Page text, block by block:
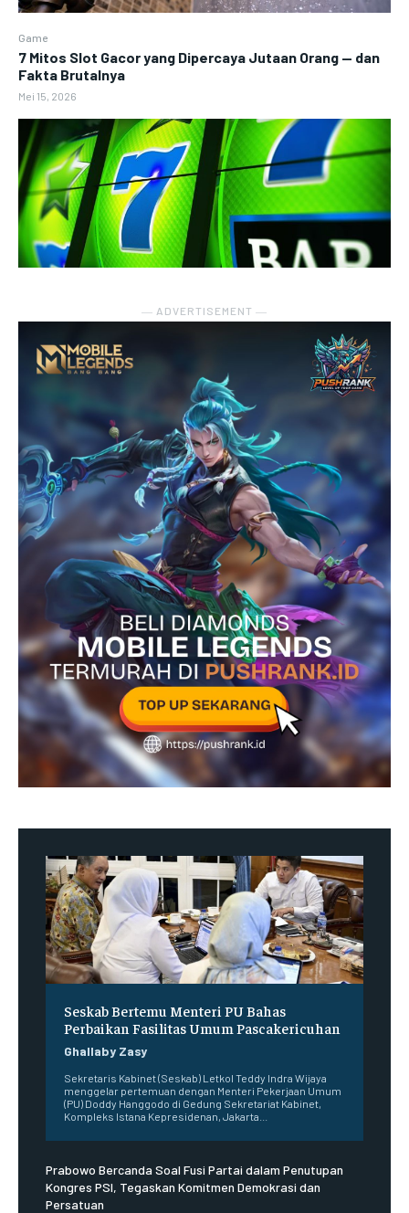
Game
7 Mitos Slot Gacor yang Dipercaya Jutaan Orang — dan
Fakta Brutalnya
Mei 15, 2026
― ADVERTISEMENT ―
Seskab Bertemu Menteri PU Bahas
Perbaikan Fasilitas Umum Pascakericuhan
Ghallaby Zasy
Sekretaris Kabinet (Seskab) Letkol Teddy Indra Wijaya
menggelar pertemuan dengan Menteri Pekerjaan Umum
(PU) Doddy Hanggodo di Gedung Sekretariat Kabinet,
Kompleks Istana Kepresidenan, Jakarta...
Prabowo Bercanda Soal Fusi Partai dalam Penutupan
Kongres PSI, Tegaskan Komitmen Demokrasi dan
Persatuan